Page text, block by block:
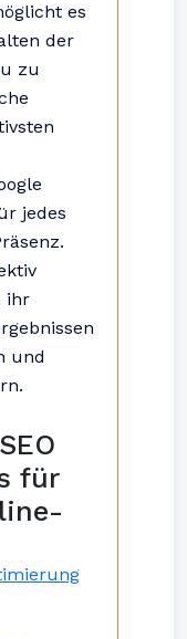
es
der
zu
jedes
ihr
und
für